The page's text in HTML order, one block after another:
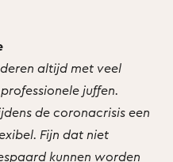
altijd met veel
juffen.
de coronacrisis een
Fijn dat niet
kunnen worden